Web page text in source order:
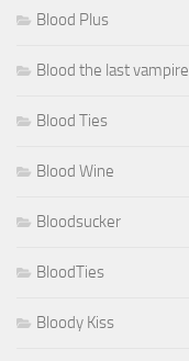
Blood Plus
Blood the last vampire
Blood Ties
Blood Wine
Bloodsucker
BloodTies
Bloody Kiss